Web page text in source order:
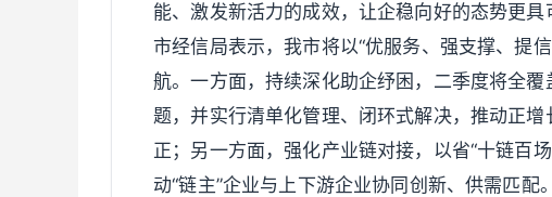
能、激发新活力的成效，让企稳向好的态势更具
市经信局表示，我市将以“优服务、强支撑、提
航。一方面，持续深化助企纾困，二季度将全
题，并实行清单化管理、闭环式解决，推动正
正；另一方面，强化产业链对接，以省“十链百
动“链主”企业与上下游企业协同创新、供需匹配。